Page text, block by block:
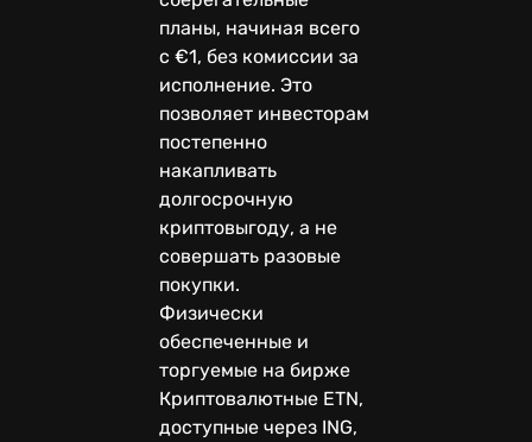
планы, начиная всего
с €1, без комиссии за
исполнение. Это
позволяет инвесторам
постепенно
накапливать
долгосрочную
криптовыгоду, а не
совершать разовые
покупки.
Физически
обеспеченные и
торгуемые на бирже
Криптовалютные ETN,
доступные через ING,